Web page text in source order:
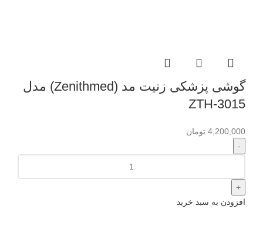
گوشی پزشکی زنیت مد (Zenithmed) مدل
ZTH-3015
4,200,000 تومان
افزودن به سبد خرید